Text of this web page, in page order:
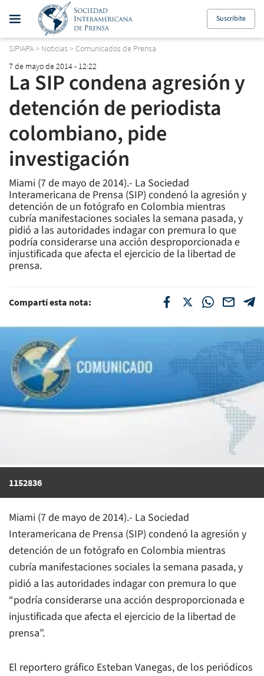
Suscribite
SIPIAPA> Noticias > Comunicados de Prensa
7 de mayo de 2014 - 12:22
La SIP condena agresión y
detención de periodista
colombiano, pide
investigación
Miami (7 de mayo de 2014).- La Sociedad
Interamericana de Prensa (SIP) condenó la agresión y
detención de un fotógrafo en Colombia mientras
cubría manifestaciones sociales la semana pasada, y
pidió a las autoridades indagar con premura lo que
podría considerarse una acción desproporcionada e
injustificada que afecta el ejercicio de la libertad de
prensa.
Compartí esta nota:
1152836
Miami (7 de mayo de 2014).- La Sociedad
Interamericana de Prensa (SIP) condenó la agresión y
detención de un fotógrafo en Colombia mientras
cubría manifestaciones sociales la semana pasada, y
pidió a las autoridades indagar con premura lo que
“podría considerarse una acción desproporcionada e
injustificada que afecta el ejercicio de la libertad de
prensa”.
El reportero gráfico Esteban Vanegas, de los periódicos